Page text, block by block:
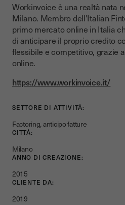
Workinvoice è una realtà nata
Milano. Membro dell'Italian
primo mercato online in Italia
di anticipare il proprio credito
flessibile e competitivo, grazie
online.
https://www.workinvoice.it/
SETTORE DI ATTIVITÀ:
Factoring, anticipo fatture
CITTÀ:
Milano
ANNO DI CREAZIONE:
2015
CLIENTE DA:
2019